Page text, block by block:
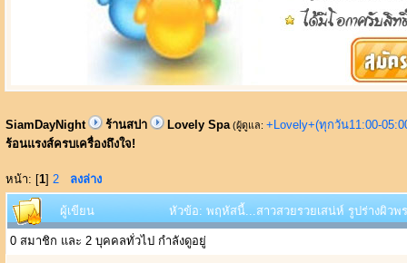
SiamDayNight ร้านสปา Lovely Spa (ผู้ดูแล: +Lovely+(ทุกวัน11:00-
ร้อนแรงส์ครบเครื่องถึงใจ!
หน้า: [1] 2 ลงล่าง
ผู้เขียน หัวข้อ: พฤหัสนี้...สาวสวยรวยเสน่ห์ รูปร่างผิว
0 สมาชิก และ 2 บุคคลทั่วไป กำลังดูอยู่